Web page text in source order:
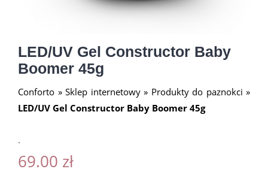
LED/UV Gel Constructor Baby
Boomer 45g
Conforto » Sklep internetowy» Produkty do paznokci »
LED/UV Gel Constructor Baby Boomer 45g
.
69.00 zł